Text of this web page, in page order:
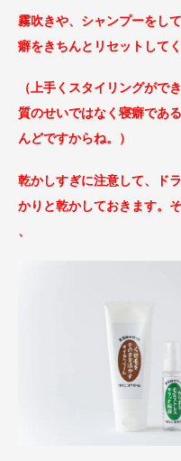
霧吹きや、シャンプーをし
癖をきちんとリセットしてく
（上手くスタイリングがで
質のせいではなく寝癖であ
んどですからね。）
乾かしすぎに注意して、ド
かりと乾かしておきます。
、